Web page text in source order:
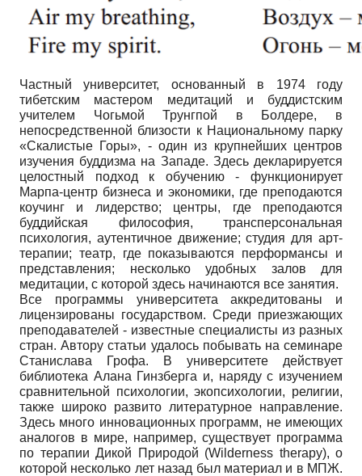
Частный университет, основанный в 1974 году
тибетским мастером медитаций и буддистским
учителем Чогьмой Трунгпой в Болдере, в
непосредственной близости к Национальному парку
«Скалистые Горы», - один из крупнейших центров
изучения буддизма на Западе. Здесь декларируется
целостный подход к обучению - функционирует
Марпа-центр бизнеса и экономики, где преподаются
коучинг и лидерство; центры, где преподаются
буддийская философия, трансперсональная
психология, аутентичное движение; студия для арт-
терапии; театр, где показываются перформансы и
представления; несколько удобных залов для
медитации, с которой здесь начинаются все занятия.
Все программы университета аккредитованы и
лицензированы государством. Среди приезжающих
преподавателей - известные специалисты из разных
стран. Автору статьи удалось побывать на семинаре
Станислава Грофа. В университете действует
библиотека Алана Гинзберга и, наряду с изучением
сравнительной психологии, экопсихологии, религии,
также широко развито литературное направление.
Здесь много инновационных программ, не имеющих
аналогов в мире, например, существует программа
по терапии Дикой Природой (Wilderness therapy), о
которой несколько лет назад был материал и в МПЖ.